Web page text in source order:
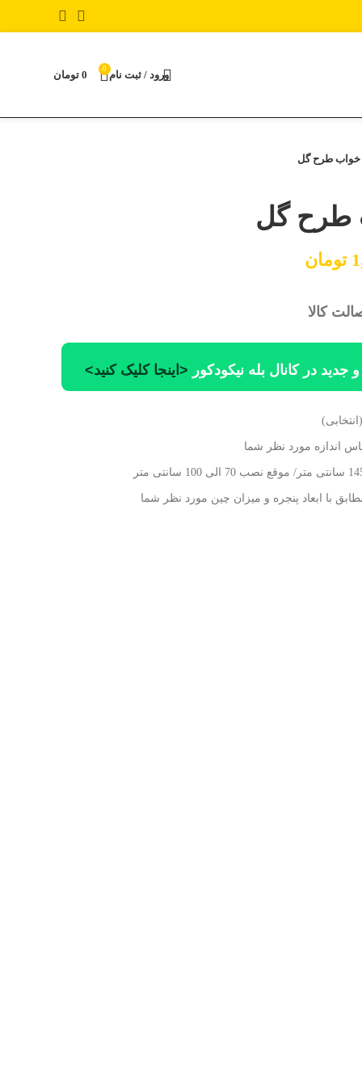
ورود / ثبت نام
0
0 تومان
خواب طرح گل
طرح گل
تومان
کالا
در کانال بله نیکودکور <اینجا کلیک کنید>
اندازه مورد نظر شما
با ابعاد پنجره و میزان چین مورد نظر شما